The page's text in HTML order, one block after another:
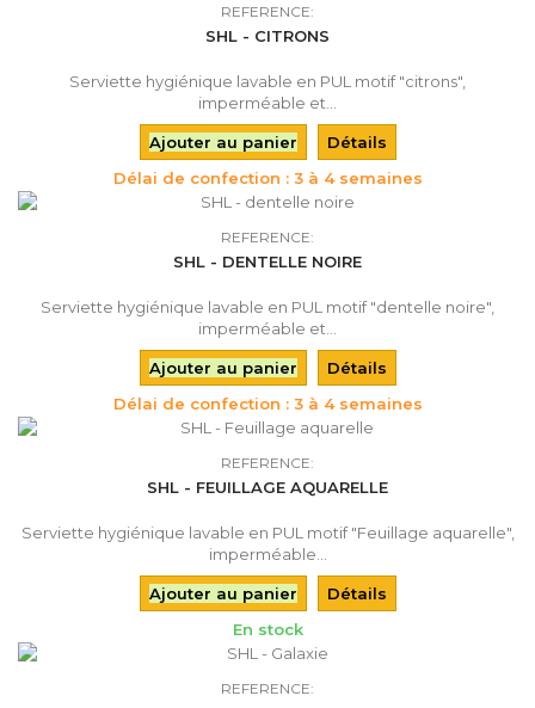
REFERENCE:
SHL - CITRONS
Serviette hygiénique lavable en PUL motif "citrons",
imperméable et...
Ajouter au panier
Détails
Délai de confection : 3 à 4 semaines
REFERENCE:
SHL - DENTELLE NOIRE
Serviette hygiénique lavable en PUL motif "dentelle noire",
imperméable et...
Ajouter au panier
Détails
Délai de confection : 3 à 4 semaines
REFERENCE:
SHL - FEUILLAGE AQUARELLE
Serviette hygiénique lavable en PUL motif "Feuillage aquarelle",
imperméable...
Ajouter au panier
Détails
En stock
REFERENCE: